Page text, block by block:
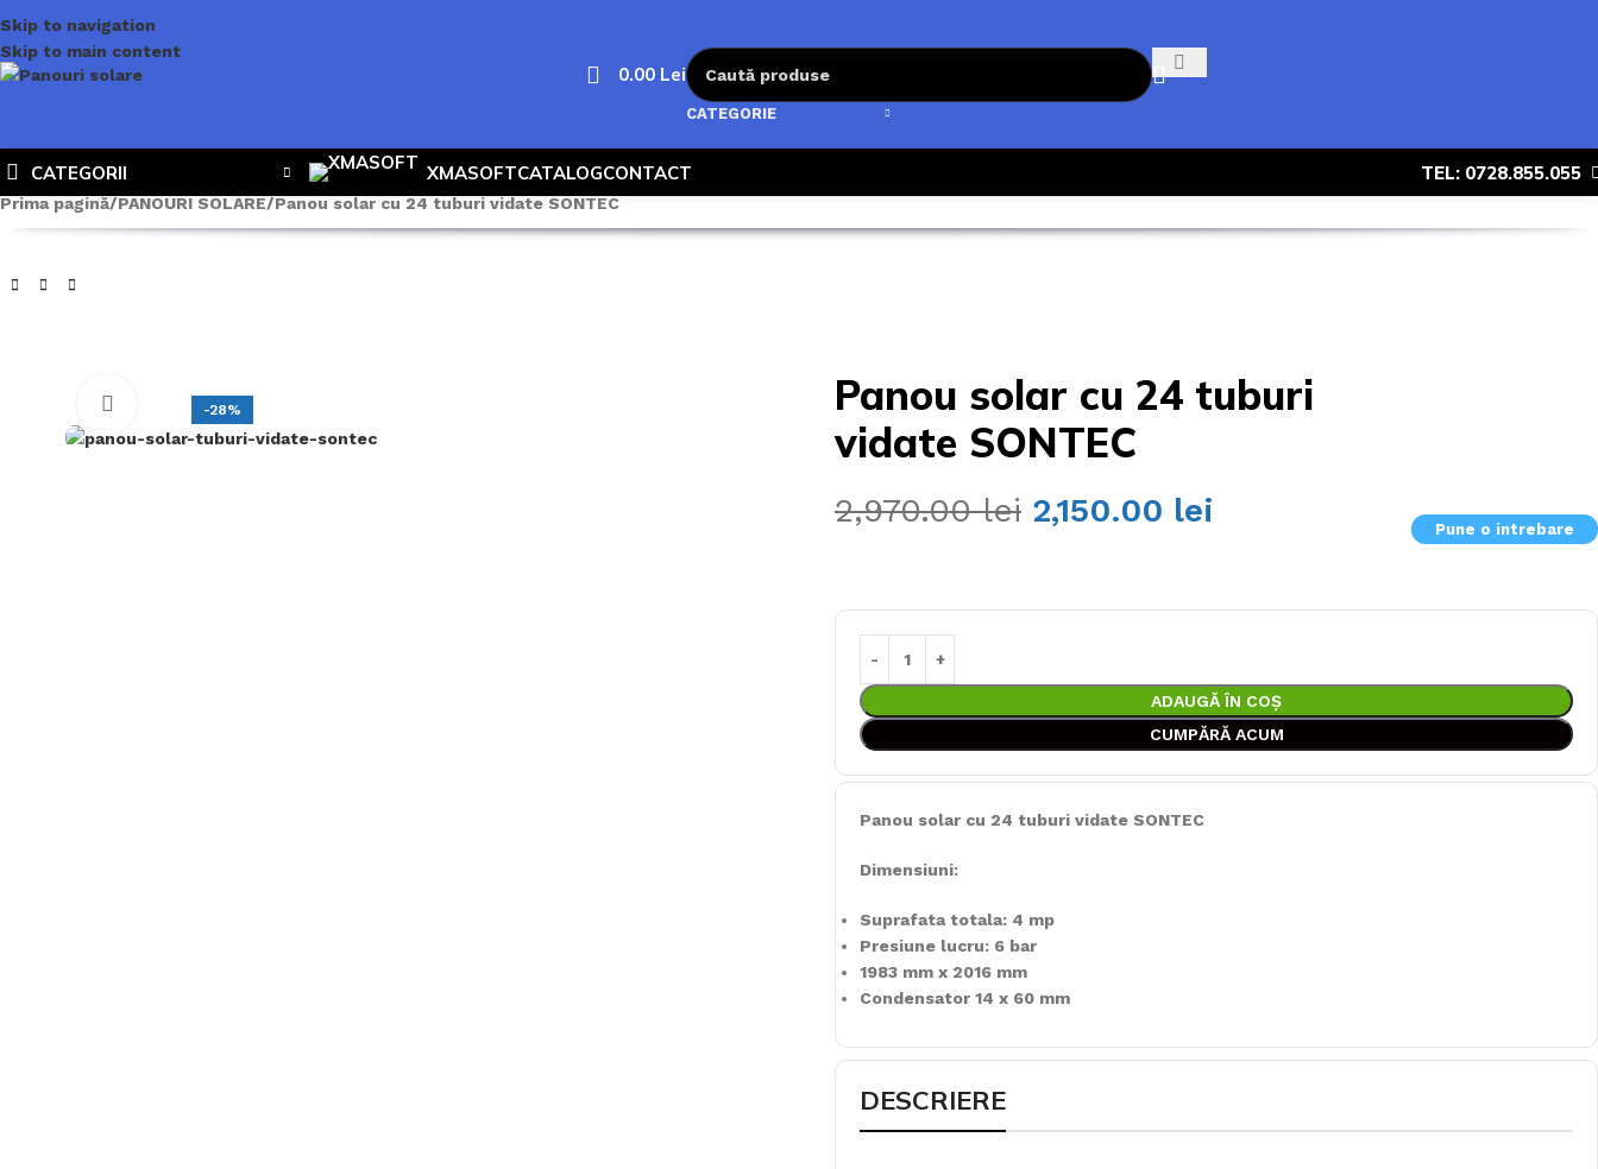
Skip to navigation
Skip to main content
0.00 Lei
CATEGORIE
CATEGORII XMASOFTCATALOGCONTACT TEL: 0728.855.055
Prima pagină PANOURI SOLARE Panou solar cu 24 tuburi vidate SONTEC
-28%
Click to enlarge
Panou solar cu 24 tuburi
vidate SONTEC
2,970.00lei 2,150.00 lei Pune o intrebare
ADAUGĂ ÎN COȘ
CUMPĂRĂ ACUM
Panou solar cu 24 tuburi vidate SONTEC
Dimensiuni:
Suprafata totala: 4 mp
Presiune lucru: 6 bar
1983 mm x 2016 mm
Condensator 14 x 60 mm
DESCRIERE